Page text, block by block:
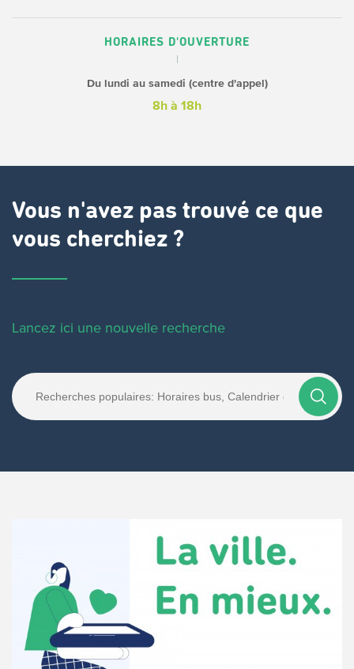
HORAIRES D'OUVERTURE
Du lundi au samedi (centre d'appel)
8h à 18h
Vous n'avez pas trouvé ce que
vous cherchiez ?
Lancez ici une nouvelle recherche